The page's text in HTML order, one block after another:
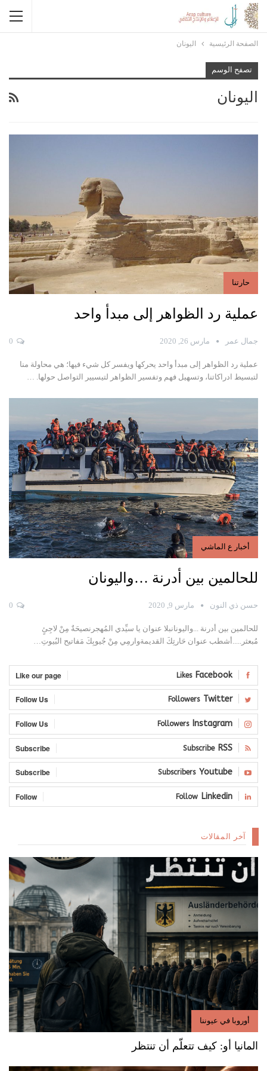
الصفحة الرئيسية اليونان
تصفح الوسم
اليونان
حارتنا
عملية رد الظواهر إلى مبدأ واحد
جمال عمر مارس 26, 2020
عملية رد الظواهر إلى مبدأ واحد يحركها ويفسر كل شيء فيها؛ هي محاولة منا
لتبسيط ادراكاتنا، وتسهيل فهم وتفسير الظواهر لتيسيير التواصل حولها. …
أخبار ع الماشي
للحالمين بين أدرنة …واليونان
حسن ذي النون مارس 9, 2020
للحالمين بين أدرنة ...واليونانبلا عنوان يا سيِّدي المُهجرنصيحَةٌ مِنْ لاجِئٍ
مُبعثر.....أشطب عنوان حَارتِكَ القديمةوارمِي مِنْ جُيوبِكَ مَفاتيح البُيوتِ
Facebook
Likes
Like our page
Twitter
Followers
Follow Us
Instagram
Followers
Follow Us
RSS
Subscribe
Subscribe
Youtube
Subscribers
Subscribe
Linkedin
Follow
Follow
آخر المقالات
أوروبا في عيوننا
المانيا أو: كيف تتعلّم أن تنتظر